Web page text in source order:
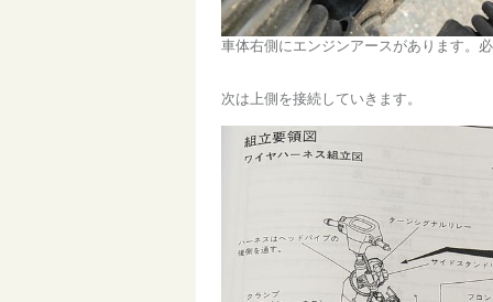
車体右側にエンジンアースがあります。
次は上側を接続していきます。